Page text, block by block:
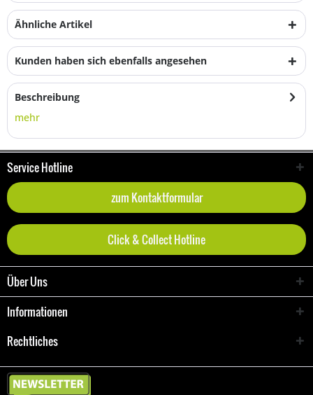
Ähnliche Artikel
Kunden haben sich ebenfalls angesehen
Beschreibung
mehr
Service Hotline
zum Kontaktformular
Click & Collect Hotline
Über Uns
Informationen
Rechtliches